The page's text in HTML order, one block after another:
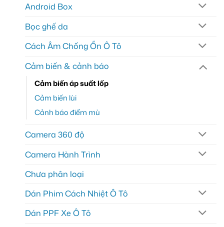
Android Box
Bọc ghế da
Cách Âm Chống Ồn Ô Tô
Cảm biến & cảnh báo
Cảm biến áp suất lốp
Cảm biến lùi
Cảnh báo điểm mù
Camera 360 độ
Camera Hành Trình
Chưa phân loại
Dán Phim Cách Nhiệt Ô Tô
Dán PPF Xe Ô Tô